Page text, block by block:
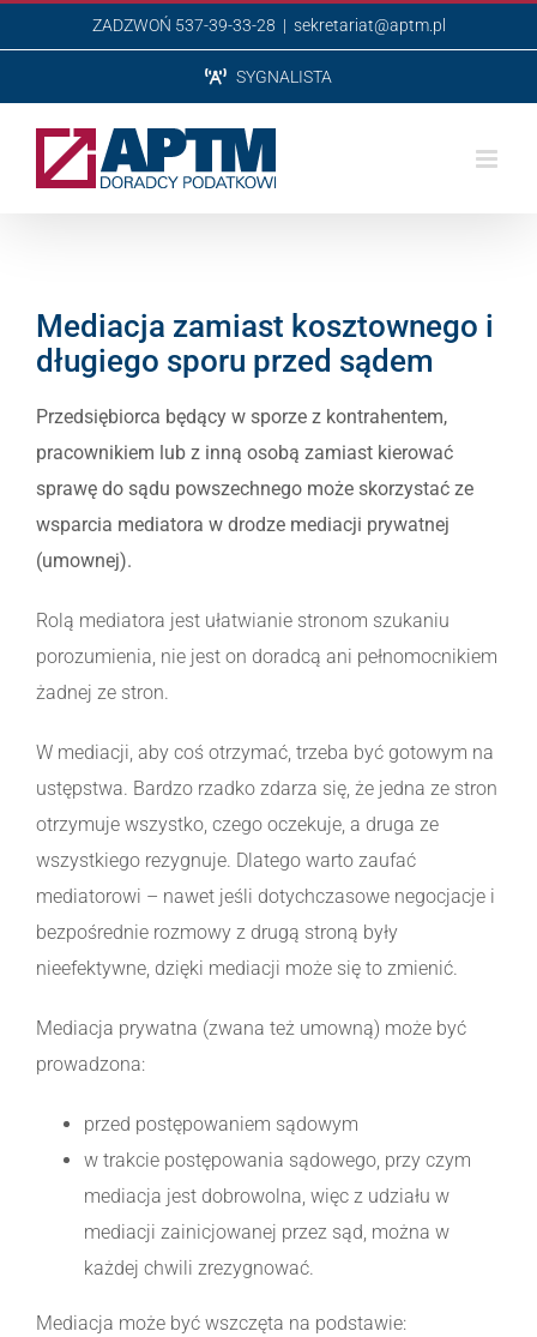
do
ZADZWOŃ 537-39-33-28 | sekretariat@aptm.pl
SYGNALISTA
Mediacja zamiast kosztownego i
długiego sporu przed sądem
Przedsiębiorca będący w sporze z kontrahentem,
pracownikiem lub z inną osobą zamiast kierować
sprawę do sądu powszechnego może skorzystać ze
wsparcia mediatora w drodze mediacji prywatnej
(umownej).
Rolą mediatora jest ułatwianie stronom szukaniu
porozumienia, nie jest on doradcą ani pełnomocnikiem
żadnej ze stron.
W mediacji, aby coś otrzymać, trzeba być gotowym na
ustępstwa. Bardzo rzadko zdarza się, że jedna ze stron
otrzymuje wszystko, czego oczekuje, a druga ze
wszystkiego rezygnuje. Dlatego warto zaufać
mediatorowi – nawet jeśli dotychczasowe negocjacje i
bezpośrednie rozmowy z drugą stroną były
nieefektywne, dzięki mediacji może się to zmienić.
Mediacja prywatna (zwana też umowną) może być
prowadzona:
przed postępowaniem sądowym
w trakcie postępowania sądowego, przy czym
mediacja jest dobrowolna, więc z udziału w
mediacji zainicjowanej przez sąd, można w
każdej chwili zrezygnować.
Mediacja może być wszczęta na podstawie: